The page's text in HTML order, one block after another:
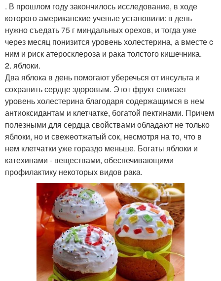
. В прошлом году закончилось исследование, в ходе
которого американские ученые установили: в день
нужно съедать 75 г миндальных орехов, и тогда уже
через месяц понизится уровень холестерина, а вместе c
ним и риск атеросклероза и рака толстого кишечника.
2. яблоки.
Два яблока в день помогают уберечься от инсульта и
сохранить сердце здоровым. Этот фрукт снижает
уровень холестерина благодаря содержащимся в нем
антиоксидантам и клетчатке, богатой пектинами. Причем
полезными для сердца свойствами обладают не только
яблоки, но и свежеoтжатый сок, несмотря на то, что в
нем клетчатки уже гораздо меньше. Богаты яблоки и
катехинами - веществами, обеспечивающими
профилактику некоторых видов рака.